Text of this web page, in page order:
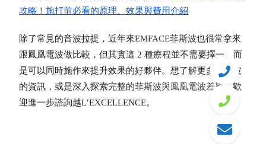
攻略！施打前必看的原理、效果與費用介紹
除了常見的音波拉提，近年來EMFACE菲斯波也很常拿來
跟鳳凰電波做比較，但其實這 2 種療程並不需要擇一，而
是可以同時施作來提升效果的好夥伴。想了解更多菲斯波
的資訊，或是深入探索完整的菲斯波與鳳凰電波差異
，歡
迎進一步諮詢越L’EXCELLENCE。